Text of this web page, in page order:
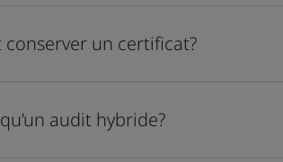
conserver un certificat?
audit hybride?